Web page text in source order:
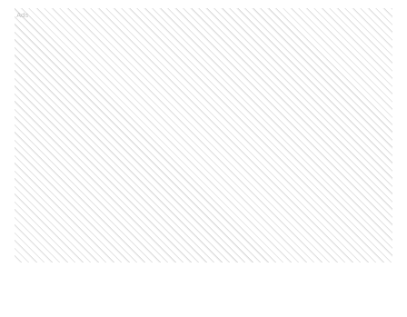
Ads